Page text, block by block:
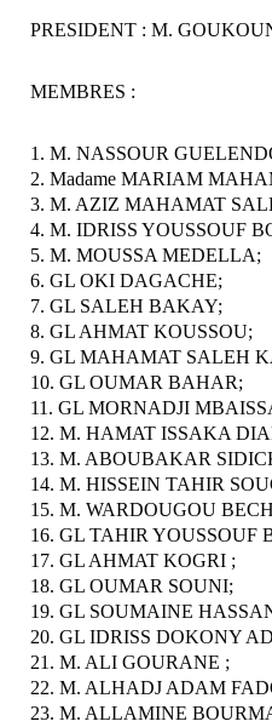
PRESIDENT : M.
MEMBRES :
1. M. NASSOUR
2. Madame MARIAM
3. M. AZIZ MAHAMAT
4. M. IDRISS YOUSSOUF
5. M. MOUSSA MEDELLA;
6. GL OKI DAGACHE;
7. GL SALEH BAKAY;
8. GL AHMAT KOUSSOU;
9. GL MAHAMAT SALEH
10. GL OUMAR BAHAR;
11. GL MORNADJI
12. M. HAMAT ISSAKA
13. M. ABOUBAKAR
14. M. HISSEIN TAHIR
15. M. WARDOUGOU
16. GL TAHIR YOUSSOUF
17. GL AHMAT KOGRI ;
18. GL OUMAR SOUNI;
19. GL SOUMAINE
20. GL IDRISS DOKONY
21. M. ALI GOURANE ;
22. M. ALHADJ ADAM
23. M. ALLAMINE